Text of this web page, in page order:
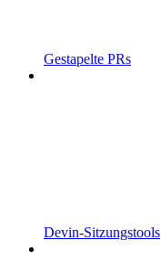
Gestapelte PRs
Devin-Sitzungstools